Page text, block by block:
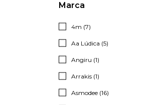
Marca
4m (7)
Aa Lúdica (5)
Angiru (1)
Arrakis (1)
Asmodee (16)